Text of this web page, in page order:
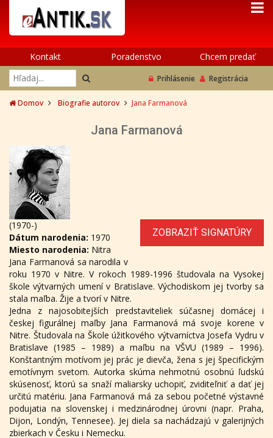
Kontakt Poradenstvo Chcem predať
Prihlásenie Registrácia
Domov Biografie autorov Jana Farmanová
Jana Farmanová
ZOBRAZIŤ SIGNATÚRY
(1970-)
Dátum narodenia: 1970
Miesto narodenia: Nitra
Jana Farmanová sa narodila v
roku 1970 v Nitre. V rokoch 1989-1996 študovala na Vysokej
škole výtvarných umení v Bratislave. Východiskom jej tvorby sa
stala maľba. Žije a tvorí v Nitre.
Jedna z najosobitejších predstaviteliek súčasnej domácej i
českej figurálnej maľby Jana Farmanová má svoje korene v
Nitre. Študovala na Škole úžitkového výtvarníctva Josefa Vydru v
Bratislave (1985 – 1989) a maľbu na VŠVU (1989 – 1996).
Konštantným motívom jej prác je dievča, žena s jej špecifickým
emotívnym svetom. Autorka skúma nehmotnú osobnú ľudskú
skúsenosť, ktorú sa snaží maliarsky uchopiť, zviditeľniť a dať jej
určitú matériu. Jana Farmanová má za sebou početné výstavné
podujatia na slovenskej i medzinárodnej úrovni (napr. Praha,
Dijon, Londýn, Tennesee). Jej diela sa nachádzajú v galerijných
zbierkach v Česku i Nemecku.